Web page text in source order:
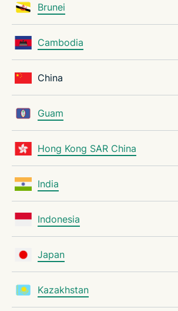
Brunei
Cambodia
China
Guam
Hong Kong SAR China
India
Indonesia
Japan
Kazakhstan